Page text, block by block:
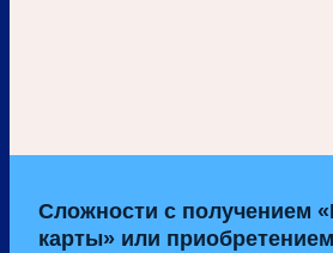
Сложности с получением
карты» или